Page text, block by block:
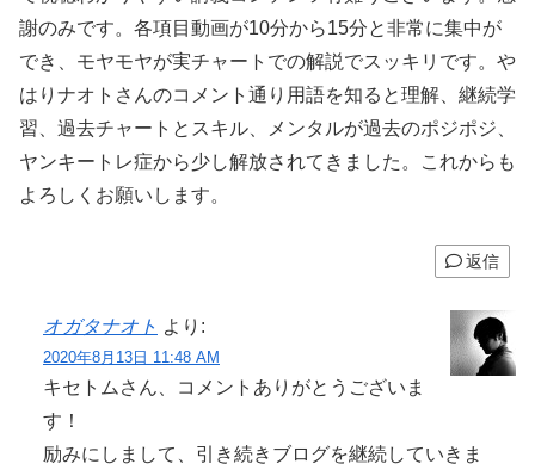
謝のみです。各項目動画が10分から15分と非常に集中が
でき、モヤモヤが実チャートでの解説でスッキリです。や
はりナオトさんのコメント通り用語を知ると理解、継続学
習、過去チャートとスキル、メンタルが過去のポジポジ、
ヤンキートレ症から少し解放されてきました。これからも
よろしくお願いします。
返信
オガタナオト より:
2020年8月13日 11:48 AM
キセトムさん、コメントありがとうございま
す！
励みにしまして、引き続きブログを継続していきま